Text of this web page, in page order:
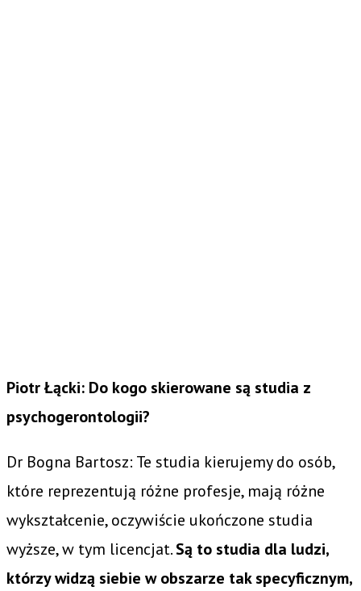
Piotr Łącki: Do kogo skierowane są studia z
psychogerontologii?
Dr Bogna Bartosz: Te studia kierujemy do osób,
które reprezentują różne profesje, mają różne
wykształcenie, oczywiście ukończone studia
wyższe, w tym licencjat.Są to studia dla ludzi,
którzy widzą siebie w obszarze tak specyficznym,